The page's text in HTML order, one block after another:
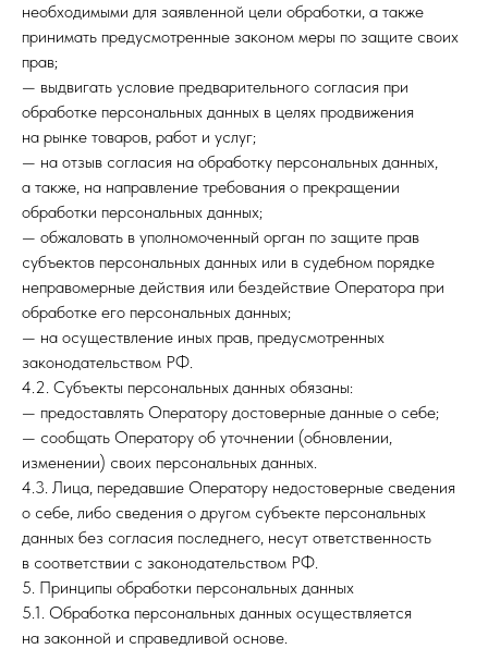
необходимыми для заявленной цели обработки, а также
принимать предусмотренные законом меры по защите своих
прав;
— выдвигать условие предварительного согласия при
обработке персональных данных в целях продвижения
на рынке товаров, работ и услуг;
— на отзыв согласия на обработку персональных данных,
а также, на направление требования о прекращении
обработки персональных данных;
— обжаловать в уполномоченный орган по защите прав
субъектов персональных данных или в судебном порядке
неправомерные действия или бездействие Оператора при
обработке его персональных данных;
— на осуществление иных прав, предусмотренных
законодательством РФ.
4.2. Субъекты персональных данных обязаны:
— предоставлять Оператору достоверные данные о себе;
— сообщать Оператору об уточнении (обновлении,
изменении) своих персональных данных.
4.3. Лица, передавшие Оператору недостоверные сведения
о себе, либо сведения о другом субъекте персональных
данных без согласия последнего, несут ответственность
в соответствии с законодательством РФ.
5. Принципы обработки персональных данных
5.1. Обработка персональных данных осуществляется
на законной и справедливой основе.